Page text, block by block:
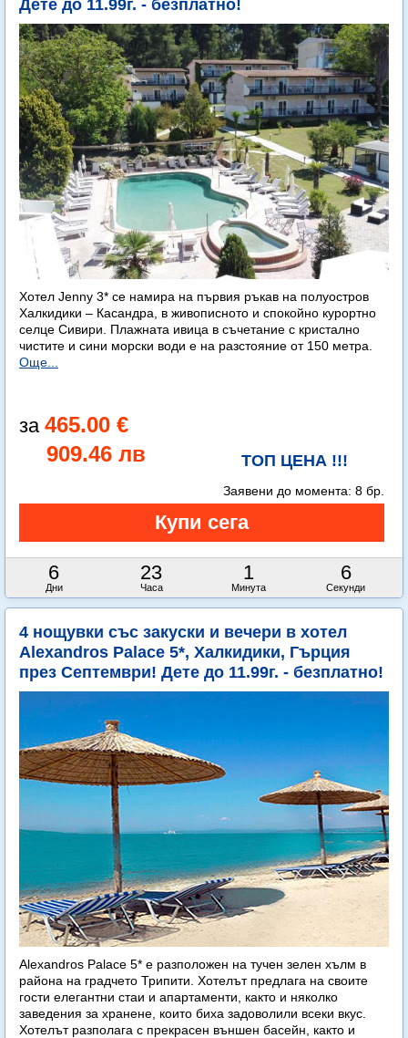
Дете до 11.99г. - безплатно!
Хотел Jenny 3* се намира на първия ръкав на полуостров
Халкидики – Касандра, в живописното и спокойно курортно
селце Сивири. Плажната ивица в съчетание с кристално
чистите и сини морски води е на разстояние от 150 метра.
Още...
465.00 €
909.46 лв
ТОП ЦЕНА !!!
6
Дни
23
Часа
1
Минута
4
Секунди
Заявени до момента: 8 бр.
4 нощувки със закуски и вечери в хотел
Alexandros Palace 5*, Халкидики, Гърция
през Септември! Дете до 11.99г. - безплатно!
Alexandros Palace 5* e разположен на тучен зелен хълм в
района на градчето Трипити. Хотелът предлага на своите
гости елегантни стаи и апартаменти, както и няколко
заведения за хранене, които биха задоволили всеки вкус.
Хотелът разполага с прекрасен външен басейн, както и